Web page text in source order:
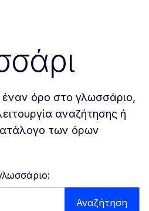
έναν όρο στο γλωσσάριο,
αναζήτησης ή
των όρων
Αναζήτηση